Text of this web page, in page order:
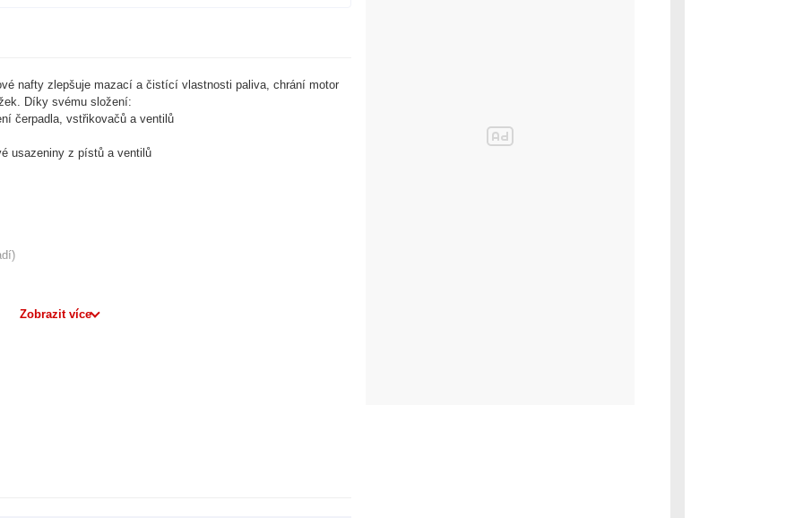
nafty zlepšuje mazací a čistící vlastnosti paliva, chrání motor
Díky svému složení:
čerpadla, vstřikovačů a ventilů
usazeniny z pístů a ventilů
lépe promíchá s palivem.
Zobrazit více